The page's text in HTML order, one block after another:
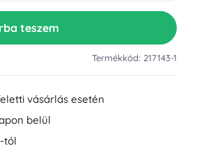
teszem
Termékkód: 217143-1
vásárlás esetén
belül
tól